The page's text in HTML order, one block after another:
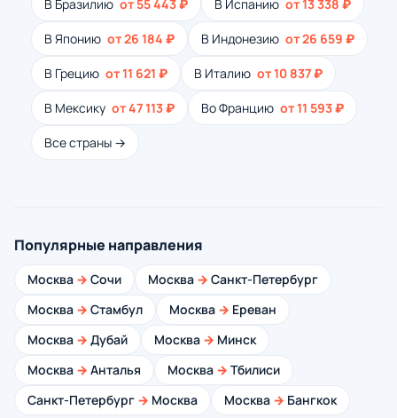
В Бразилию от 55 443 ₽ В Испанию от 13 338 ₽
В Японию от 26 184 ₽ В Индонезию от 26 659 ₽
В Грецию от 11 621 ₽ В Италию от 10 837 ₽
В Мексику от 47 113 ₽ Во Францию от 11 593 ₽
Все страны →
Популярные направления
Москва → Сочи Москва → Санкт-Петербург
Москва → Стамбул Москва → Ереван
Москва → Дубай Москва → Минск
Москва → Анталья Москва → Тбилиси
Санкт-Петербург → Москва Москва → Бангкок